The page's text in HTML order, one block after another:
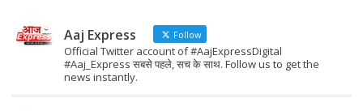
Aaj Express Follow
Official Twitter account of #AajExpressDigital
#Aaj_Express सबसे पहले, सच के साथ. Follow us to get the
news instantly.